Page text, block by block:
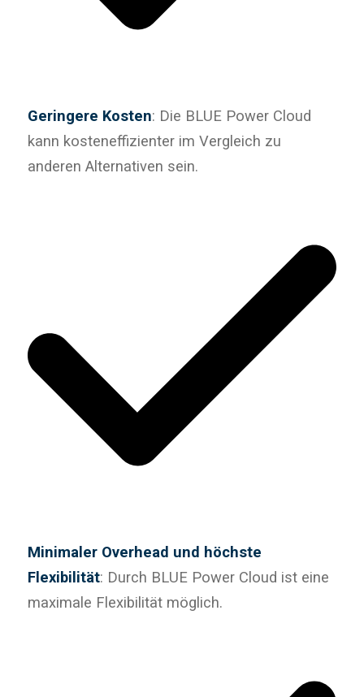
Geringere Kosten: Die BLUE Power Cloud
kann kosteneffizienter im Vergleich zu
anderen Alternativen sein.
Minimaler Overhead und höchste
Flexibilität: Durch BLUE Power Cloud ist eine
maximale Flexibilität möglich.